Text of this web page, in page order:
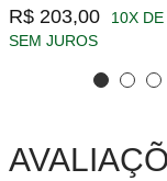
R$ 203,00
10X
SEM JUROS